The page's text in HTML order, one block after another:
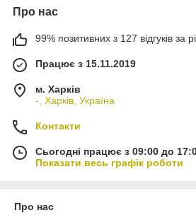
Про нас
99% позитивних з 127 відгуків за
Працює з 15.11.2019
м. Харків
-, Харків, Україна
Контакти
Сьогодні працює з 09:00 до
Показати весь графік роботи
Про нас